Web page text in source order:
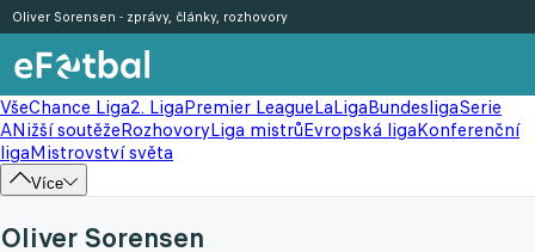
VšeChance Liga2. LigaPremier LeagueLaLigaBundesligaSerie
ANižší soutěžeRozhovoryLiga mistrůEvropská ligaKonferenční
ligaMistrovství světa
Více
Oliver Sorensen - zprávy, články, rozhovory
Oliver Sorensen